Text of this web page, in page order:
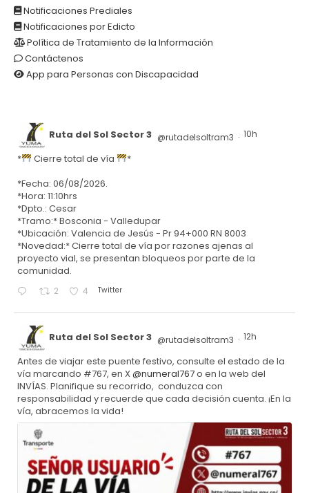
Notificaciones Prediales
Notificaciones por Edicto
Política de Tratamiento de la Información
Contáctenos
App para Personas con Discapacidad
Ruta del Sol Sector 3 @rutadelsoltram3 · 10h
* Cierre total de vía
*
*Fecha: 06/08/2026.
*Hora: 11:10hrs
*Dpto.: Cesar
*Tramo:* Bosconia - Valledupar
*Ubicación: Valencia de Jesús - Pr 94+000 RN 8003
*Novedad:* Cierre total de vía por razones ajenas al
proyecto vial, se presentan bloqueos por parte de la
comunidad.
2 4 Twitter
Ruta del Sol Sector 3 @rutadelsoltram3 · 12h
Antes de viajar este puente festivo, consulte el estado de la
vía marcando #767, en X@numeral767o en la web del
INVÍAS. Planifique su recorrido, conduzca con
responsabilidad y recuerde que cada decisión cuenta. ¡En la
vía, abracemos la vida!